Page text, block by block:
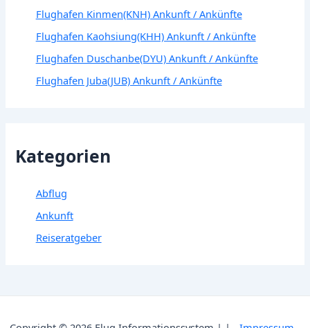
Flughafen Kinmen(KNH) Ankunft / Ankünfte
Flughafen Kaohsiung(KHH) Ankunft / Ankünfte
Flughafen Duschanbe(DYU) Ankunft / Ankünfte
Flughafen Juba(JUB) Ankunft / Ankünfte
Kategorien
Abflug
Ankunft
Reiseratgeber